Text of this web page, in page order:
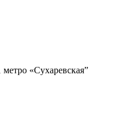
метро «Сухаревская”